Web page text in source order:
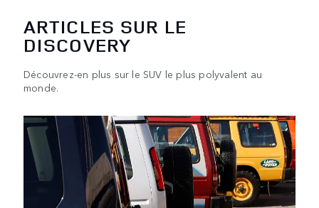
ARTICLES SUR LE
DISCOVERY
Découvrez-en plus sur le SUV le plus polyvalent au
monde.